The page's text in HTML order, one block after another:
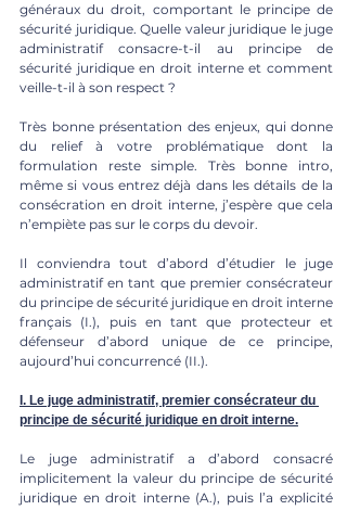
généraux du droit, comportant le principe de
sécurité juridique. Quelle valeur juridique le juge
administratif consacre-t-il au principe de
sécurité juridique en droit interne et comment
veille-t-il à son respect ?
Très bonne présentation des enjeux, qui donne
du relief à votre problématique dont la
formulation reste simple. Très bonne intro,
même si vous entrez déjà dans les détails de la
consécration en droit interne, j’espère que cela
n’empiète pas sur le corps du devoir.
Il conviendra tout d’abord d’étudier le juge
administratif en tant que premier consécrateur
du principe de sécurité juridique en droit interne
français (I.), puis en tant que protecteur et
défenseur d’abord unique de ce principe,
aujourd’hui concurrencé (II.).
I. Le juge administratif, premier consécrateur du
principe de sécurité juridique en droit interne.
Le juge administratif a d’abord consacré
implicitement la valeur du principe de sécurité
juridique en droit interne (A.), puis l’a explicité